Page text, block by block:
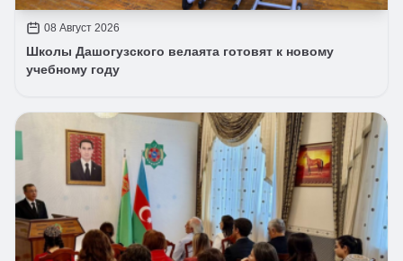
08 Август 2026
Школы Дашогузского велаята готовят к новому
учебному году